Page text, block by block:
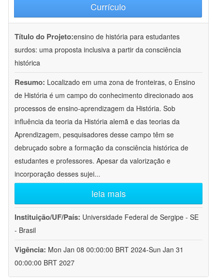
Currículo
Título do Projeto:ensino de história para estudantes
surdos: uma proposta inclusiva a partir da consciência
histórica
Resumo: Localizado em uma zona de fronteiras, o Ensino
de História é um campo do conhecimento direcionado aos
processos de ensino-aprendizagem da História. Sob
influência da teoria da História alemã e das teorias da
Aprendizagem, pesquisadores desse campo têm se
debruçado sobre a formação da consciência histórica de
estudantes e professores. Apesar da valorização e
incorporação desses sujei...
leia mais
Instituição/UF/País: Universidade Federal de Sergipe - SE
- Brasil
Vigência: Mon Jan 08 00:00:00 BRT 2024-Sun Jan 31
00:00:00 BRT 2027